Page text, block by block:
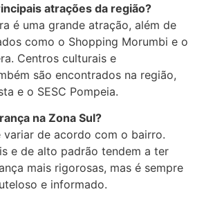
atrações da região?
é uma grande atração, além de
como o Shopping Morumbi e o
Centros culturais e
são encontrados na região,
e o SESC Pompeia.
na Zona Sul?
variar de acordo com o bairro.
e de alto padrão tendem a ter
mais rigorosas, mas é sempre
e informado.